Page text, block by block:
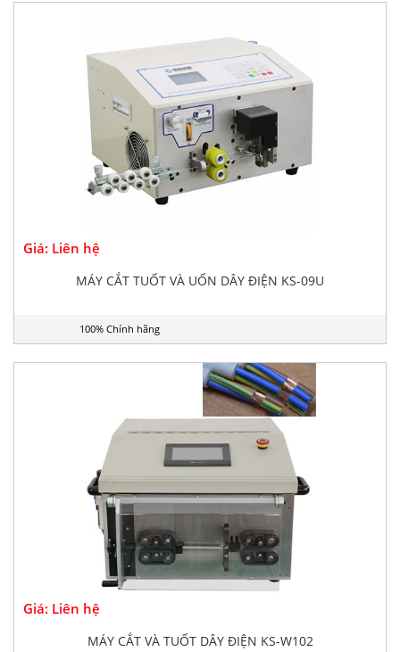
Giá: Liên hệ
MÁY CẮT TUỐT VÀ UỐN DÂY ĐIỆN KS-09U
100% Chính hãng
Giá: Liên hệ
MÁY CẮT VÀ TUỐT DÂY ĐIỆN KS-W102